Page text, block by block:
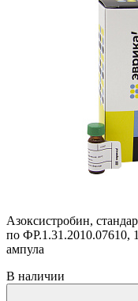
Азоксистробин,
по ФР.1.31.2010.07610,
ампула
В наличии